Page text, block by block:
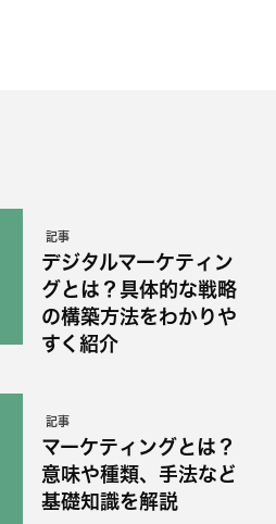
記事
デジタルマーケティン
グとは？具体的な戦略
の構築方法をわかりや
すく紹介
記事
マーケティングとは？
意味や種類、手法など
基礎知識を解説